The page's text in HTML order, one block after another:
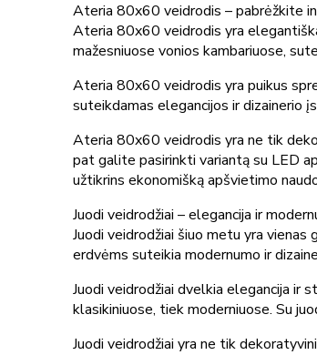
Ateria 80x60 veidrodis – pabrėžkite
Ateria 80x60 veidrodis yra
mažesniuose vonios kambariuose,
Ateria 80x60 veidrodis yra puikus
suteikdamas elegancijos ir dizainerio
Ateria 80x60 veidrodis yra ne tik
pat galite pasirinkti variantą su LED
užtikrins ekonomišką apšvietimo
Juodi veidrodžiai – elegancija ir
Juodi veidrodžiai šiuo metu yra
erdvėms suteikia modernumo ir
Juodi veidrodžiai dvelkia elegancija ir
klasikiniuose, tiek moderniuose. Su
Juodi veidrodžiai yra ne tik